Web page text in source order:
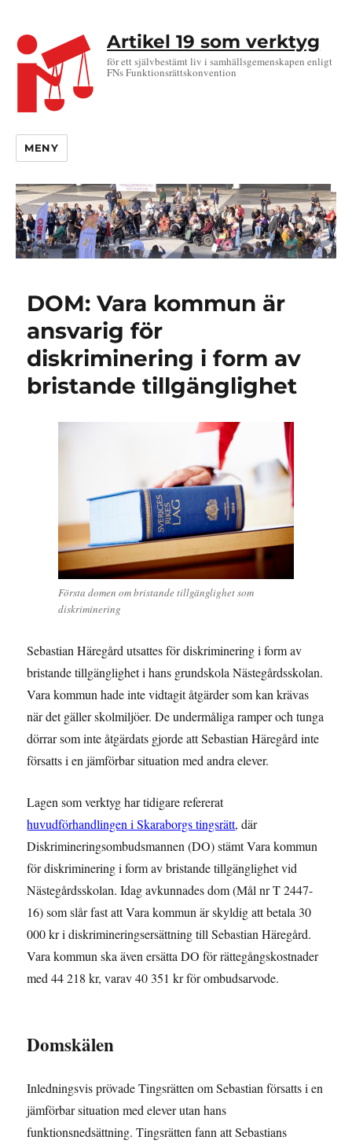
Artikel 19 som verktyg
för ett självbestämt liv i samhällsgemenskapen enligt
FNs Funktionsrättskonvention
MENY
DOM: Vara kommun är
ansvarig för
diskriminering i form av
bristande tillgänglighet
Första domen om bristande tillgänglighet som
diskriminering
Sebastian Häregård utsattes för diskriminering i form av
bristande tillgänglighet i hans grundskola Nästegårdsskolan.
Vara kommun hade inte vidtagit åtgärder som kan krävas
när det gäller skolmiljöer. De undermåliga ramper och tunga
dörrar som inte åtgärdats gjorde att Sebastian Häregård inte
försatts i en jämförbar situation med andra elever.
Lagen som verktyg har tidigare refererat
huvudförhandlingen i Skaraborgs tingsrätt, där
Diskrimineringsombudsmannen (DO) stämt Vara kommun
för diskriminering i form av bristande tillgänglighet vid
Nästegårdsskolan. Idag avkunnades dom (Mål nr T 2447-
16) som slår fast att Vara kommun är skyldig att betala 30
000 kr i diskrimineringsersättning till Sebastian Häregård.
Vara kommun ska även ersätta DO för rättegångskostnader
med 44 218 kr, varav 40 351 kr för ombudsarvode.
Domskälen
Inledningsvis prövade Tingsrätten om Sebastian försatts i en
jämförbar situation med elever utan hans
funktionsnedsättning. Tingsrätten fann att Sebastians